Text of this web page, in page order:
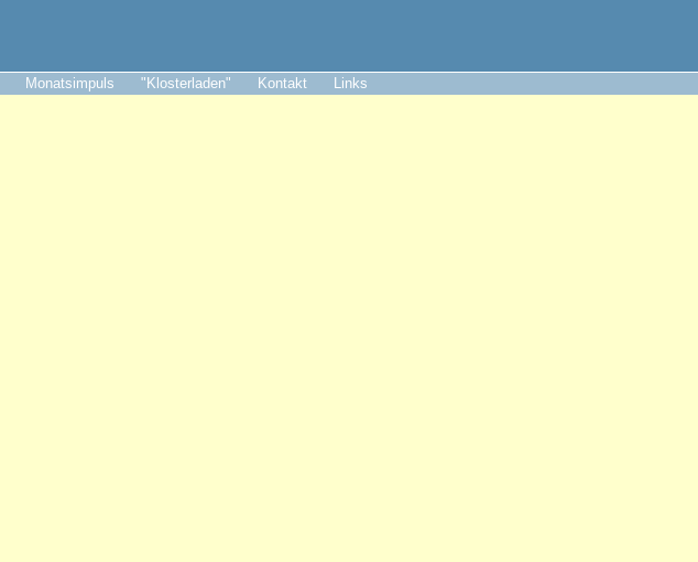
Monatsimpuls "Klosterladen" Kontakt Links